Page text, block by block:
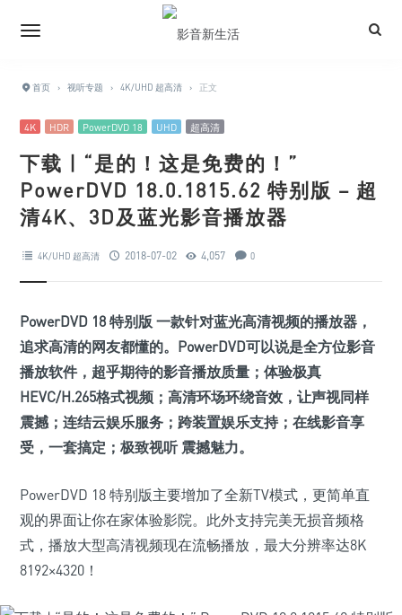
首页 › 视听专题 › 4K/UHD 超高清 › 正文
4K HDR PowerDVD 18 UHD 超高清
下载 | “是的！这是免费的！”
PowerDVD 18.0.1815.62 特别版 – 超
清4K、3D及蓝光影音播放器
4K/UHD 超高清 2018-07-02 4,057 0
PowerDVD 18 特别版 一款针对蓝光高清视频的播放器，
追求高清的网友都懂的。PowerDVD可以说是全方位影音
播放软件，超乎期待的影音播放质量；体验极真
HEVC/H.265格式视频；高清环场环绕音效，让声视同样
震撼；连结云娱乐服务；跨装置娱乐支持；在线影音享
受，一套搞定；极致视听 震撼魅力。
PowerDVD 18 特别版主要增加了全新TV模式，更简单直
观的界面让你在家体验影院。此外支持完美无损音频格
式，播放大型高清视频现在流畅播放，最大分辨率达8K
8192×4320！